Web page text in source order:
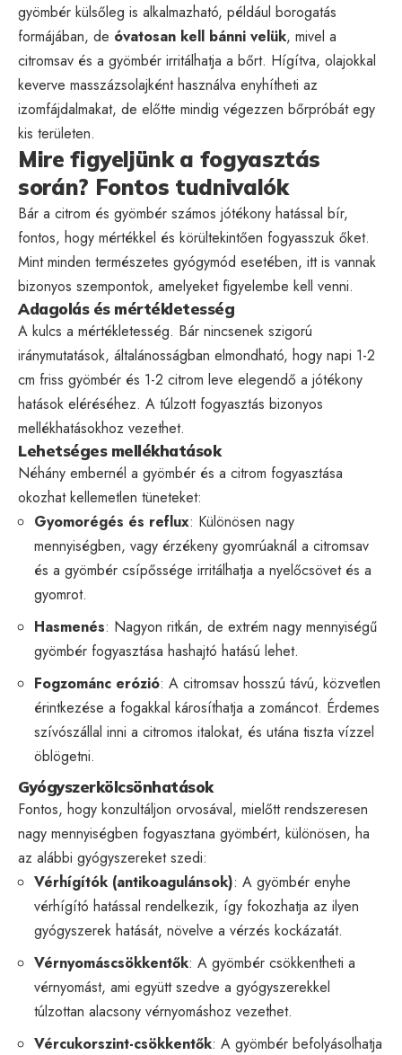
gyömbér külsőleg is alkalmazható, például borogatás
formájában, de óvatosan kell bánni velük, mivel a
citromsav és a gyömbér irritálhatja a bőrt. Hígítva, olajokkal
keverve masszázsolajként használva enyhítheti az
izomfájdalmakat, de előtte mindig végezzen bőrpróbát egy
kis területen.
Mire figyeljünk a fogyasztás
során? Fontos tudnivalók
Bár a citrom és gyömbér számos jótékony hatással bír,
fontos, hogy mértékkel és körültekintően fogyasszuk őket.
Mint minden természetes gyógymód esetében, itt is vannak
bizonyos szempontok, amelyeket figyelembe kell venni.
Adagolás és mértékletesség
A kulcs a mértékletesség. Bár nincsenek szigorú
iránymutatások, általánosságban elmondható, hogy napi 1-2
cm friss gyömbér és 1-2 citrom leve elegendő a jótékony
hatások eléréséhez. A túlzott fogyasztás bizonyos
mellékhatásokhoz vezethet.
Lehetséges mellékhatások
Néhány embernél a gyömbér és a citrom fogyasztása
okozhat kellemetlen tüneteket:
Gyomorégés és reflux: Különösen nagy
mennyiségben, vagy érzékeny gyomrúaknál a citromsav
és a gyömbér csípőssége irritálhatja a nyelőcsövet és a
gyomrot.
Hasmenés: Nagyon ritkán, de extrém nagy mennyiségű
gyömbér fogyasztása hashajtó hatású lehet.
Fogzománc erózió: A citromsav hosszú távú, közvetlen
érintkezése a fogakkal károsíthatja a zománcot. Érdemes
szívószállal inni a citromos italokat, és utána tiszta vízzel
öblögetni.
Gyógyszerkölcsönhatások
Fontos, hogy konzultáljon orvosával, mielőtt rendszeresen
nagy mennyiségben fogyasztana gyömbért, különösen, ha
az alábbi gyógyszereket szedi:
Vérhígítók (antikoagulánsok): A gyömbér enyhe
vérhígító hatással rendelkezik, így fokozhatja az ilyen
gyógyszerek hatását, növelve a vérzés kockázatát.
Vérnyomáscsökkentők: A gyömbér csökkentheti a
vérnyomást, ami együtt szedve a gyógyszerekkel
túlzottan alacsony vérnyomáshoz vezethet.
Vércukorszint-csökkentők: A gyömbér befolyásolhatja